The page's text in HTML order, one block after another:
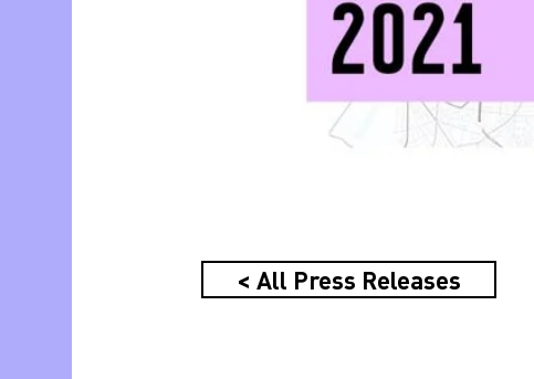
< All Press Releases